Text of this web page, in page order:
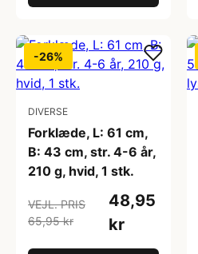
-26%
DIVERSE
Forklæde, L: 61 cm,
B: 43 cm, str. 4-6 år,
210 g, hvid, 1 stk.
VEJL. PRIS
65,95 kr
48,95
kr